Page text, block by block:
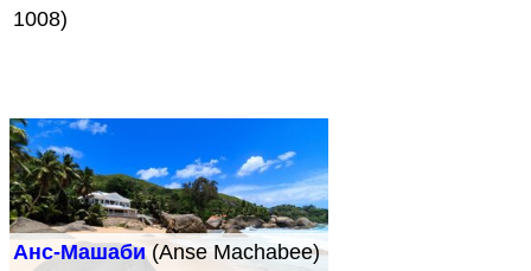
1008)
Анс-Машаби(Anse Machabee)